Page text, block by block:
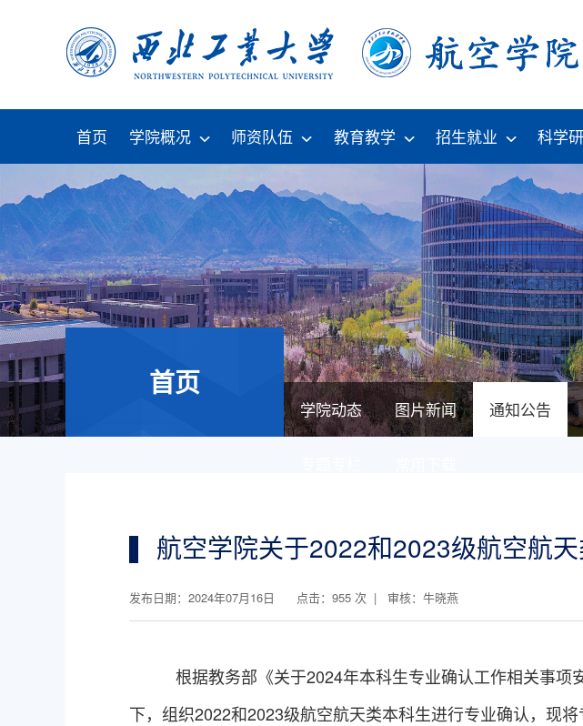
首页 学院概况 师资队伍 教育教学 招生就业 科学
首页
学院动态 图片新闻 通知公告
航空学院关于2022和2023级航空航
发布日期：2024年07月16日 点击： 955 次 | 审核：牛晓燕
根据教务部 《关于2024年本科生专业确认工作相关事项
下， 组织2022和2023级航空航天类本科生进行专业确认，现将